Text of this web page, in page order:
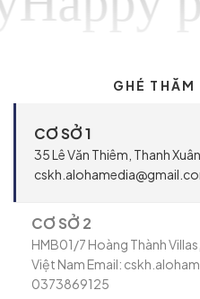
GHÉ THĂM
CƠ SỞ 1
35 Lê Văn Thiêm, Thanh
CƠ SỞ 2
HMB01/7 Hoàng Thành
Việt Nam Email:
0373869125